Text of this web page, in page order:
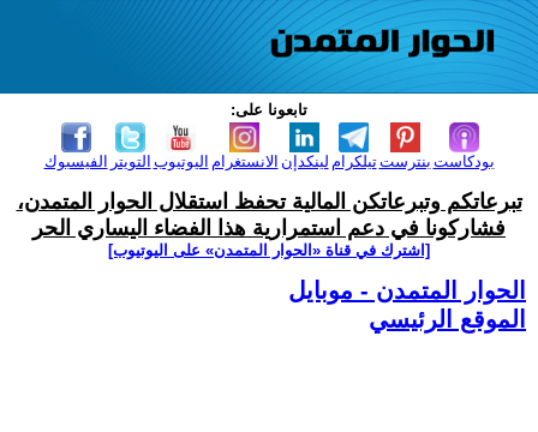
تابعونا على:
الفيسبوك التويتر اليوتيوب الانستغرام لينكدإن تيلكرامبنترست بودكاست
تبرعاتكم وتبرعاتكن المالية تحفظ استقلال الحوار المتمدن،
فشاركونا في دعم استمرارية هذا الفضاء اليساري الحر
[اشترك في قناة ‫«الحوار المتمدن» على اليوتيوب]
الحوار المتمدن - موبايل
الموقع الرئيسي